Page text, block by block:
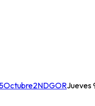
Octubre2NDGORJueves